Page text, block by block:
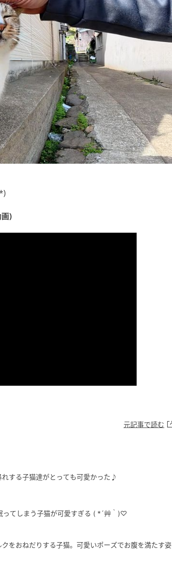
)
元記事で読む
する子猫達がとっても可愛かった♪
てしまう子猫が可愛すぎる ( *´艸｀)♡
クをおねだりする子猫。可愛いポーズでお腹を満たす姿